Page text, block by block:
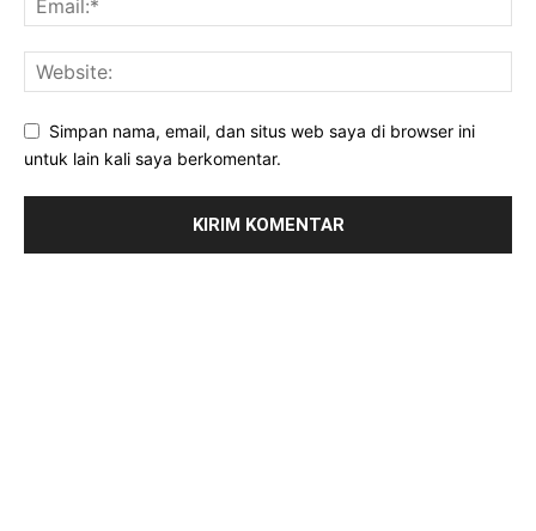
Simpan nama, email, dan situs web saya di browser ini
untuk lain kali saya berkomentar.